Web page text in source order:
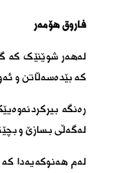
فاروق هۆمەر
لەهەر شوێنێک کە
کە بێدەسەڵاتن و
رەنگە
لەگەڵی بسازێ و
لەم هەنوکەیەدا کە